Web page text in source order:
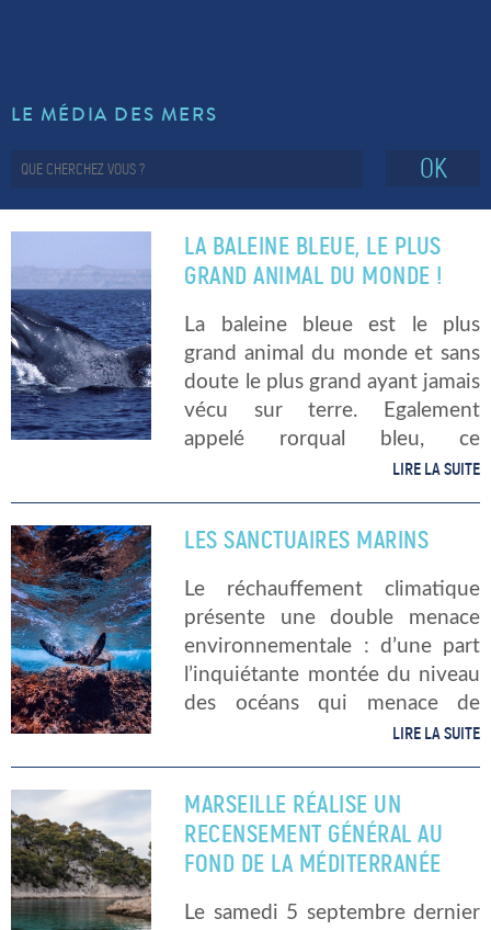
LE MÉDIA DES MERS
OK
LA BALEINE BLEUE, LE PLUS
GRAND ANIMAL DU MONDE !
La baleine bleue est le plus
grand animal du monde et sans
doute le plus grand ayant jamais
vécu sur terre. Egalement
appelé rorqual bleu, ce
mammifère marin affiche des
bleue […]
LIRE LA SUITE
LES SANCTUAIRES MARINS
Le réchauffement climatique
présente une double menace
environnementale : d’une part
l’inquiétante montée du niveau
des océans qui menace de
submersion différentes régions
d’autre part la disparition
d’écosystèmes marins entiers.
Afin de préserver la biodiversité
[…]
LIRE LA SUITE
MARSEILLE RÉALISE UN
RECENSEMENT GÉNÉRAL AU
FOND DE LA MÉDITERRANÉE
Le samedi 5 septembre dernier